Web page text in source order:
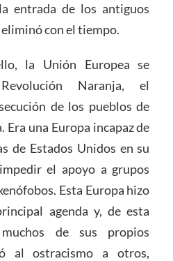
entrada de los antiguos
con el tiempo.
la Unión Europea se
Naranja, el
de los pueblos de
Era una Europa incapaz de
de Estados Unidos en su
el apoyo a grupos
Esta Europa hizo
agenda y, de esta
de sus propios
al ostracismo a otros,